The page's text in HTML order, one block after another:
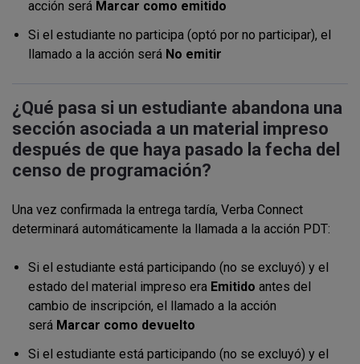
acción será Marcar como emitido
Si el estudiante no participa (optó por no participar), el
llamado a la acción será No emitir
¿Qué pasa si un estudiante abandona una
sección asociada a un material impreso
después de que haya pasado la fecha del
censo de programación?
Una vez confirmada la entrega tardía, Verba Connect
determinará automáticamente la llamada a la acción PDT:
Si el estudiante está participando (no se excluyó) y el
estado del material impreso era Emitido antes del
cambio de inscripción, el llamado a la acción
será Marcar como devuelto
Si el estudiante está participando (no se excluyó) y el